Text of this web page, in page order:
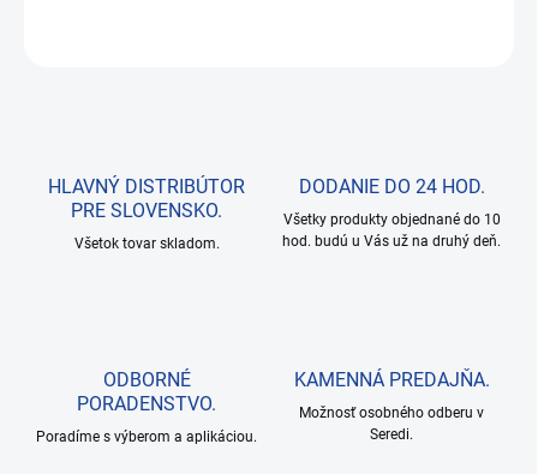
HLAVNÝ DISTRIBÚTOR
PRE SLOVENSKO.
Všetok tovar skladom.
DODANIE DO 24 HOD.
Všetky produkty objednané do 10
hod. budú u Vás už na druhý deň.
ODBORNÉ
PORADENSTVO.
Poradíme s výberom a aplikáciou.
KAMENNÁ PREDAJŇA.
Možnosť osobného odberu v
Seredi.